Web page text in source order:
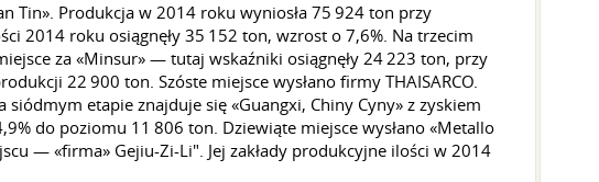
Tin». Produkcja w 2014 roku wyniosła 75 924 ton przy
2014 roku osiągnęły 35 152 ton, wzrost o 7,6%. Na trzecim
za «Minsur» — tutaj wskaźniki osiągnęły 24 223 ton, przy
22 900 ton. Szóste miejsce wysłano firmy THAISARCO.
siódmym etapie znajduje się «Guangxi, Chiny Cyny» z zyskiem
do poziomu 11 806 ton. Dziewiąte miejsce wysłano «Metallo
— «firma» Gejiu-Zi-Li". Jej zakłady produkcyjne ilości w 2014